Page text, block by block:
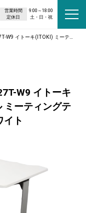
営業時間
9:00～18:00
定休日
土・日・祝
グテーブル ミーティングテーブル1275 T字脚 グレー ホワイト
W9 イトーキ
ミーティングテ
イト